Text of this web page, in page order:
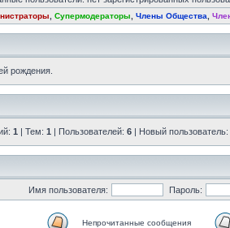
Супермодераторы Члены Общества
рождения.
1 | Тем: 1 | Пользователей: 6 | Новый пользователь:
Имя пользователя: Пароль:
Непрочитанные сообщения